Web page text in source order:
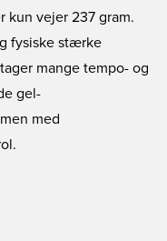
kun vejer 237 gram.
fysiske stærke
mange tempo- og
gel-
med